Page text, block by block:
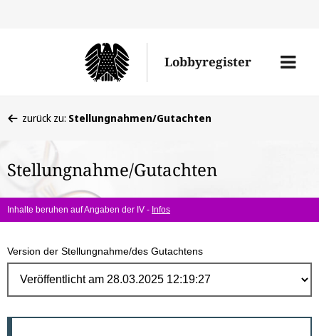
Lobbyregister
Menü
befinden
hier:
zurück zu: Stellungnahmen/Gutachten
Stellungnahme/Gutachten
Inhalte beruhen auf Angaben der IV - Infos
Version der Stellungnahme/des Gutachtens